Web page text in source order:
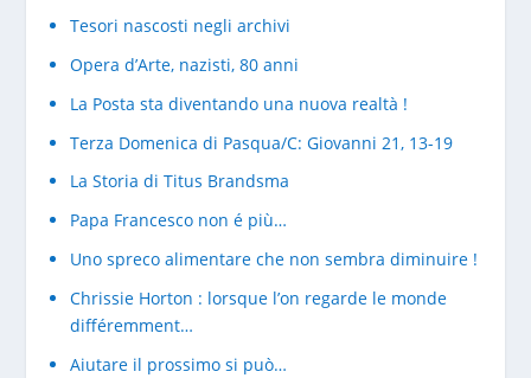
Tesori nascosti negli archivi
Opera d’Arte, nazisti, 80 anni
La Posta sta diventando una nuova realtà !
Terza Domenica di Pasqua/C: Giovanni 21, 13-19
La Storia di Titus Brandsma
Papa Francesco non é più…
Uno spreco alimentare che non sembra diminuire !
Chrissie Horton : lorsque l’on regarde le monde
différemment…
Aiutare il prossimo si può…